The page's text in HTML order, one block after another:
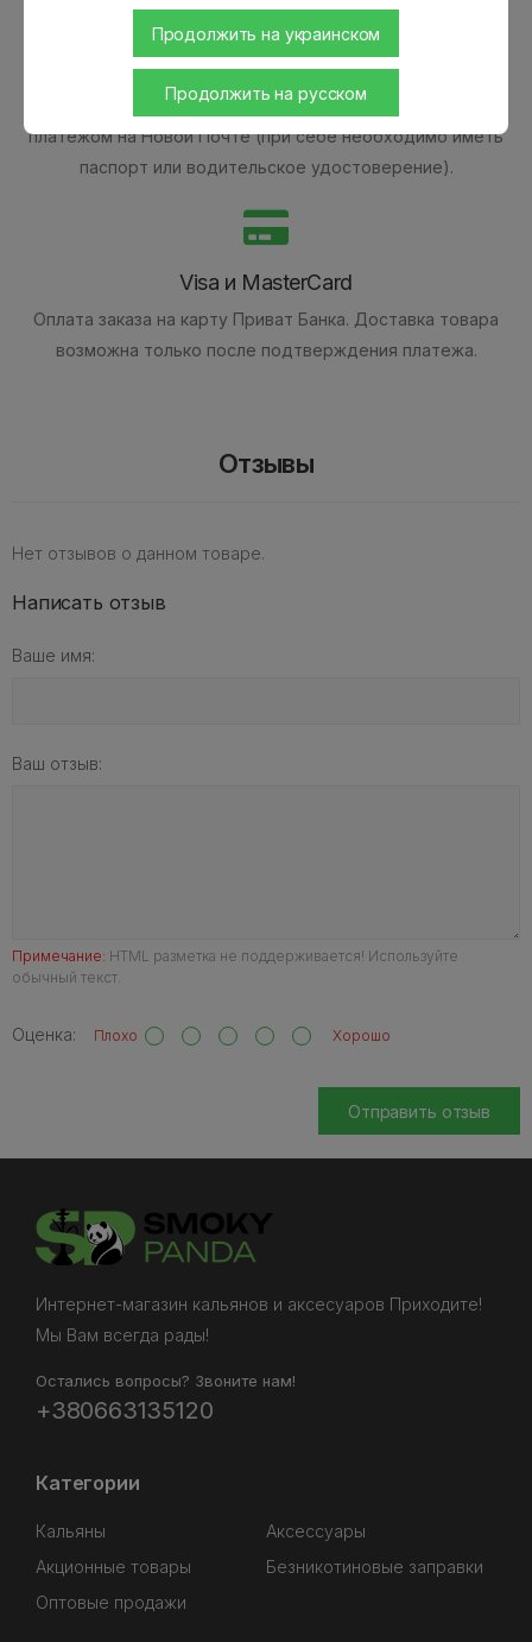
Продолжить на украинском
Продолжить на русском
Наличными
Оплата наличными при получении товара.
платежом на Новой Почте (при себе необходимо иметь
паспорт или водительское удостоверение).
Visa и MasterCard
Оплата заказа на карту Приват Банка. Доставка товара
возможна только после подтверждения платежа.
Отзывы
Нет отзывов о данном товаре.
Написать отзыв
Ваше имя:
Ваш отзыв:
Примечание: HTML разметка не поддерживается! Используйте
обычный текст.
Оценка: Плохо Хорошо
Отправить отзыв
Интернет-магазин кальянов и аксесуаров Приходите!
Мы Вам всегда рады!
Остались вопросы? Звоните нам!
+380663135120
Категории
Кальяны
Аксессуары
Акционные товары
Безникотиновые заправки
Оптовые продажи